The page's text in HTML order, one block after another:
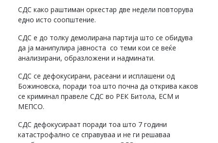
СДС како раштиман оркестар две недели повторува
едно исто соопштение.
СДС е до толку демолирана партија што се обидува
да ја манипулира јавноста со теми кои се веќе
анализирани, образложени и надминати.
СДС се дефокусирани, расеани и исплашени од
Божиновска, поради тоа што почна да открива каков
се криминал правеле СДС во РЕК Битола, ЕСМ и
МЕПСО.
СДС дефокусираат поради тоа што 7 години
катастрофално се справуваа и не ги решаваа